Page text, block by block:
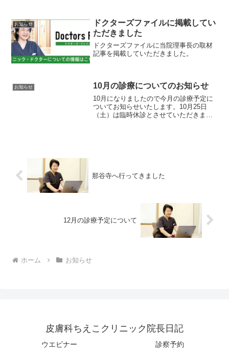
速おくってくれました。すばらしい(^^)月
1目標で登場予定で...
お知らせ
ドクターズファイルに掲載してい
ただきました
ドクターズファイルに当院理事長の取材
記事を掲載していただきました。
お知らせ 10月の診療についてのお知らせ
10月になりましたので今月の診療予定に
ついてお知らせいたします。10月25日
（土）は臨時休診とさせていただきま
那谷寺へ行ってきました
12月の診療予定について
ホーム お知らせ
皮膚科ちえこクリニック院長日記
ウエビナー 診察予約